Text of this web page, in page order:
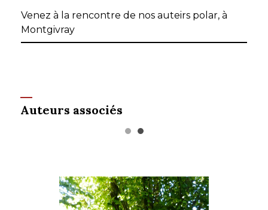
Venez à la rencontre de nos auteirs polar, à
Montgivray
Auteurs associés